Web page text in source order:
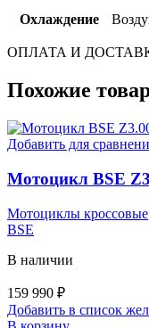
Охлаждение
ОПЛАТА И
Похожие
Добавить для
Мотоцикл BSE
Мотоциклы кроссовые
BSE
В наличии
159 990 ₽
Добавить в список